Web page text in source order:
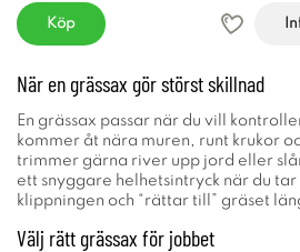
Köp
När en grässax gör störst skillnad
En grässax passar när du vill
kommer åt nära muren, runt krukor
trimmer gärna river upp jord eller
ett snyggare helhetsintryck när du
klippningen och “rättar till” gräset
Välj rätt grässax för jobbet